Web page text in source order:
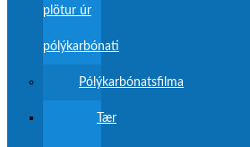
plötur úr
pólýkarbónati
Pólýkarbónatsfilma
Tær